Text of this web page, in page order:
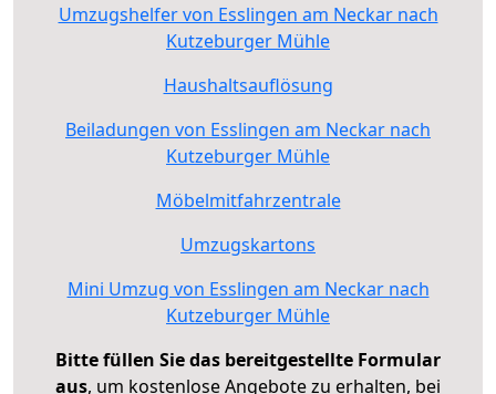
Umzugshelfer von Esslingen am Neckar nach
Kutzeburger Mühle
Haushaltsauflösung
Beiladungen von Esslingen am Neckar nach
Kutzeburger Mühle
Möbelmitfahrzentrale
Umzugskartons
Mini Umzug von Esslingen am Neckar nach
Kutzeburger Mühle
Bitte füllen Sie das bereitgestellte Formular
aus, um kostenlose Angebote zu erhalten, bei